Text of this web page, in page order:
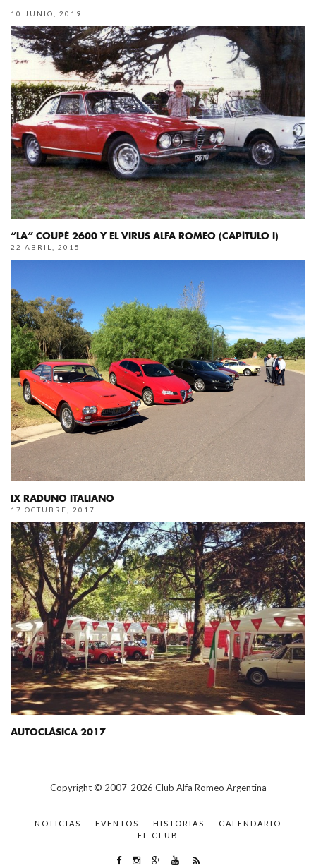
10 JUNIO, 2019
“LA” COUPÉ 2600 Y EL VIRUS ALFA ROMEO (CAPÍTULO I)
22 ABRIL, 2015
IX RADUNO ITALIANO
17 OCTUBRE, 2017
AUTOCLÁSICA 2017
Copyright © 2007-2026 Club Alfa Romeo Argentina
NOTICIAS EVENTOS HISTORIAS
CALENDARIO
EL CLUB